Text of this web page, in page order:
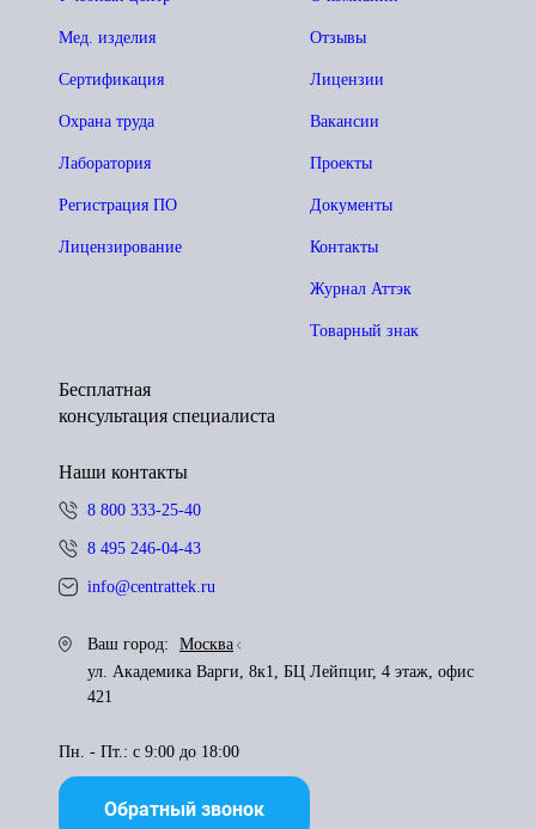
Отзывы
Лицензии
Вакансии
Проекты
Документы
Контакты
Журнал Аттэк
Товарный знак
Мед. изделия
Сертификация
Охрана труда
Лаборатория
Регистрация ПО
Лицензирование
Бесплатная
консультация специалиста
Наши контакты
8 800 333-25-40
8 495 246-04-43
info@centrattek.ru
Ваш город:
Москва
ул. Академика Варги, 8к1, БЦ Лейпциг, 4 этаж, офис
421
Пн. - Пт.: с 9:00 до 18:00
Обратный звонок